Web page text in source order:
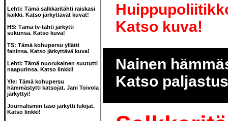
Lehti: Tämä salkkaritähti raiskasi
kaikki. Katso järkyttävät kuvat!
HS: Tämä tv-tähti järkytti
sukunsa. Katso kuva!
TS: Tämä kohupersu yllätti
faninsa. Katso järkyttävä kuva!
Lehti: Tämä nuorukainen suututti
naapurinsa. Katso linkki!
Yle: Tämä kohupersu
hämmästytti katsojat. Jani Toivola
järkyttyi!
Journalismin taso järkytti lukijat.
Katso linkki!
Katso kuva!
Nainen
Katso